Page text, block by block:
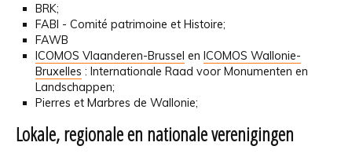
BRK;
FABI - Comité patrimoine et Histoire;
FAWB
ICOMOS Vlaanderen-Brussel en ICOMOS Wallonie-
Bruxelles : Internationale Raad voor Monumenten en
Landschappen;
Pierres et Marbres de Wallonie;
Lokale, regionale en nationale verenigingen